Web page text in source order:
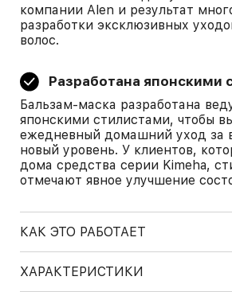
компании Alen и результат
разработки эксклюзивных
волос.
Разработана японскими
Бальзам-маска разработана
японскими стилистами, чтобы
ежедневный домашний уход за
новый уровень. У клиентов,
дома средства серии Kimeha,
отмечают явное улучшение
КАК ЭТО РАБОТАЕТ
ХАРАКТЕРИСТИКИ